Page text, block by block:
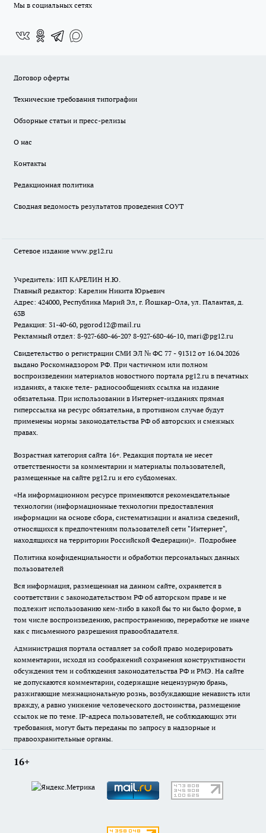
Мы в социальных сетях
Договор оферты
Технические требования типографии
Обзорные статьи и пресс-релизы
О нас
Контакты
Редакционная политика
Сводная ведомость результатов проведения СОУТ
Сетевое издание www.pg12.ru
Учредитель: ИП КАРЕЛИН Н.Ю.
Главный редактор: Карелин Никита Юрьевич
Адрес: 424000, Республика Марий Эл, г. Йошкар-Ола, ул. Палантая, д.
63В
Редакция: 31-40-60, pgorod12@mail.ru
Рекламный отдел: 8-927-680-46-20? 8-927-680-46-10, mari@pg12.ru
Свидетельство о регистрации СМИ ЭЛ № ФС 77 - 91312 от 16.04.2026
выдано Роскомнадзором РФ. При частичном или полном
воспроизведении материалов новостного портала pg12.ru в печатных
изданиях, а также теле- радиосообщениях ссылка на издание
обязательна. При использовании в Интернет-изданиях прямая
гиперссылка на ресурс обязательна, в противном случае будут
применены нормы законодательства РФ об авторских и смежных
правах.
Возрастная категория сайта 16+. Редакция портала не несет
ответственности за комментарии и материалы пользователей,
размещенные на сайте pg12.ru и его субдоменах.
«На информационном ресурсе применяются рекомендательные
технологии (информационные технологии предоставления
информации на основе сбора, систематизации и анализа сведений,
относящихся к предпочтениям пользователей сети "Интернет",
находящихся на территории Российской Федерации)». Подробнее
Политика конфиденциальности и обработки персональных данных
пользователей
Вся информация, размещенная на данном сайте, охраняется в
соответствии с законодательством РФ об авторском праве и не
подлежит использованию кем-либо в какой бы то ни было форме, в
том числе воспроизведению, распространению, переработке не иначе
как с письменного разрешения правообладателя.
Администрация портала оставляет за собой право модерировать
комментарии, исходя из соображений сохранения конструктивности
обсуждения тем и соблюдения законодательства РФ и РМЭ. На сайте
не допускаются комментарии, содержащие нецензурную брань,
разжигающие межнациональную рознь, возбуждающие ненависть или
вражду, а равно унижение человеческого достоинства, размещение
ссылок не по теме. IP-адреса пользователей, не соблюдающих эти
требования, могут быть переданы по запросу в надзорные и
правоохранительные органы.
16+